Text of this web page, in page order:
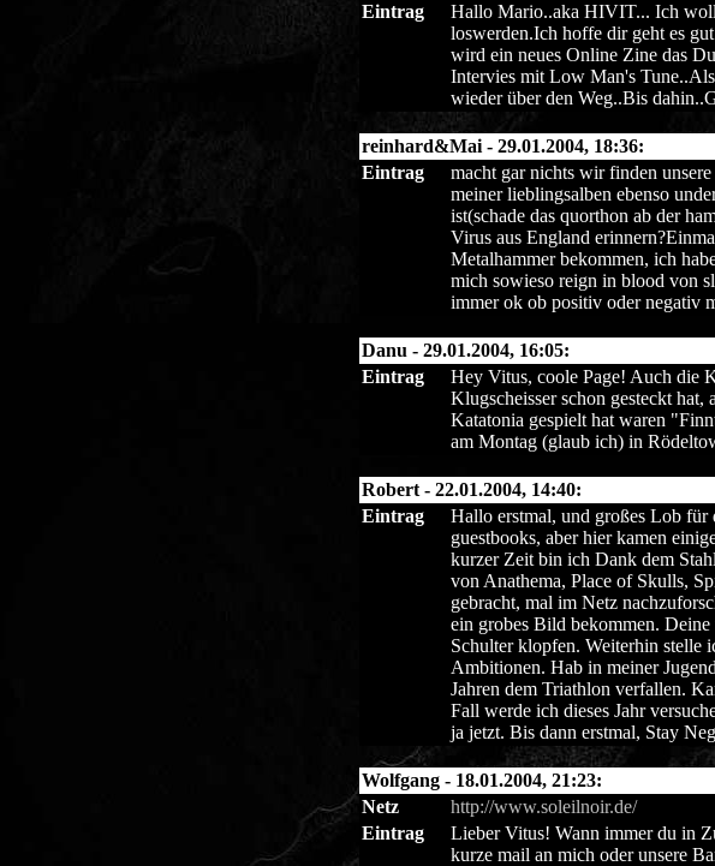
Eintrag
Hallo Mario..aka HIVIT... Ich
loswerden.Ich hoffe dir geht es
wird ein neues Online Zine das
Intervies mit Low Man's
wieder über den Weg..Bis
reinhard&Mai - 29.01.2004, 18:36:
Eintrag
macht gar nichts wir finden
meiner lieblingsalben ebenso
ist(schade das quorthon ab der
Virus aus England
Metalhammer bekommen, ich
mich sowieso reign in blood von
immer ok ob positiv oder negativ
Danu - 29.01.2004, 16:05:
Eintrag
Hey Vitus, coole Page! Auch die
Klugscheisser schon gesteckt
Katatonia gespielt hat waren
am Montag (glaub ich) in
Robert - 22.01.2004, 14:40:
Eintrag
Hallo erstmal, und großes Lob für
guestbooks, aber hier kamen
kurzer Zeit bin ich Dank dem
von Anathema, Place of Skulls,
gebracht, mal im Netz
ein grobes Bild bekommen.
Schulter klopfen. Weiterhin stelle
Ambitionen. Hab in meiner
Jahren dem Triathlon verfallen.
Fall werde ich dieses Jahr
ja jetzt. Bis dann erstmal, Stay
Wolfgang - 18.01.2004, 21:23:
Netz
http://www.soleilnoir.de/
Eintrag
Lieber Vitus! Wann immer du in
kurze mail an mich oder unsere